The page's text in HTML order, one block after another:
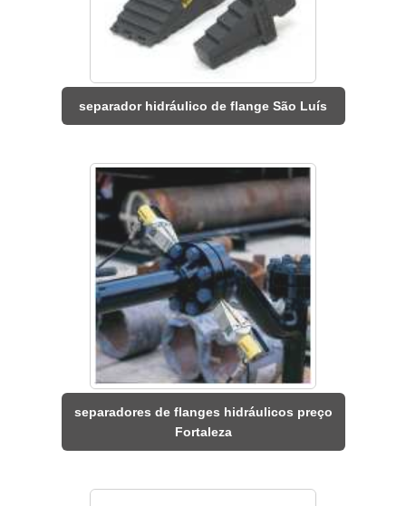
separador hidráulico de flange São Luís
separadores de flanges hidráulicos preço
Fortaleza